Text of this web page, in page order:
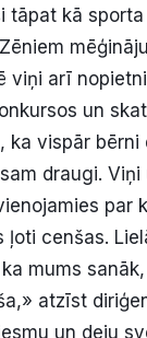
tāpat kā sporta
viņi arī
un
ka vispār bērni
draugi. Viņi
par
ļoti cenšas.
mums
atzīst
un deju